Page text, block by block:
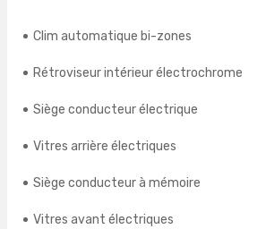
Clim automatique bi-zones
Rétroviseur intérieur électrochrome
Siège conducteur électrique
Vitres arrière électriques
Siège conducteur à mémoire
Vitres avant électriques